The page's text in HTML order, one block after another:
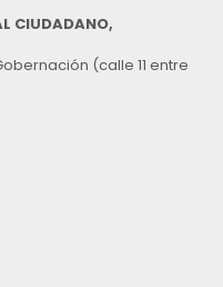
CIUDADANO,
(calle 11 entre